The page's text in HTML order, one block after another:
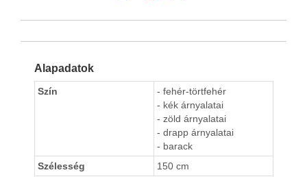
Alapadatok
Szín
- fehér-törtfehér
- kék árnyalatai
- zöld árnyalatai
- drapp árnyalatai
- barack
Szélesség
150 cm